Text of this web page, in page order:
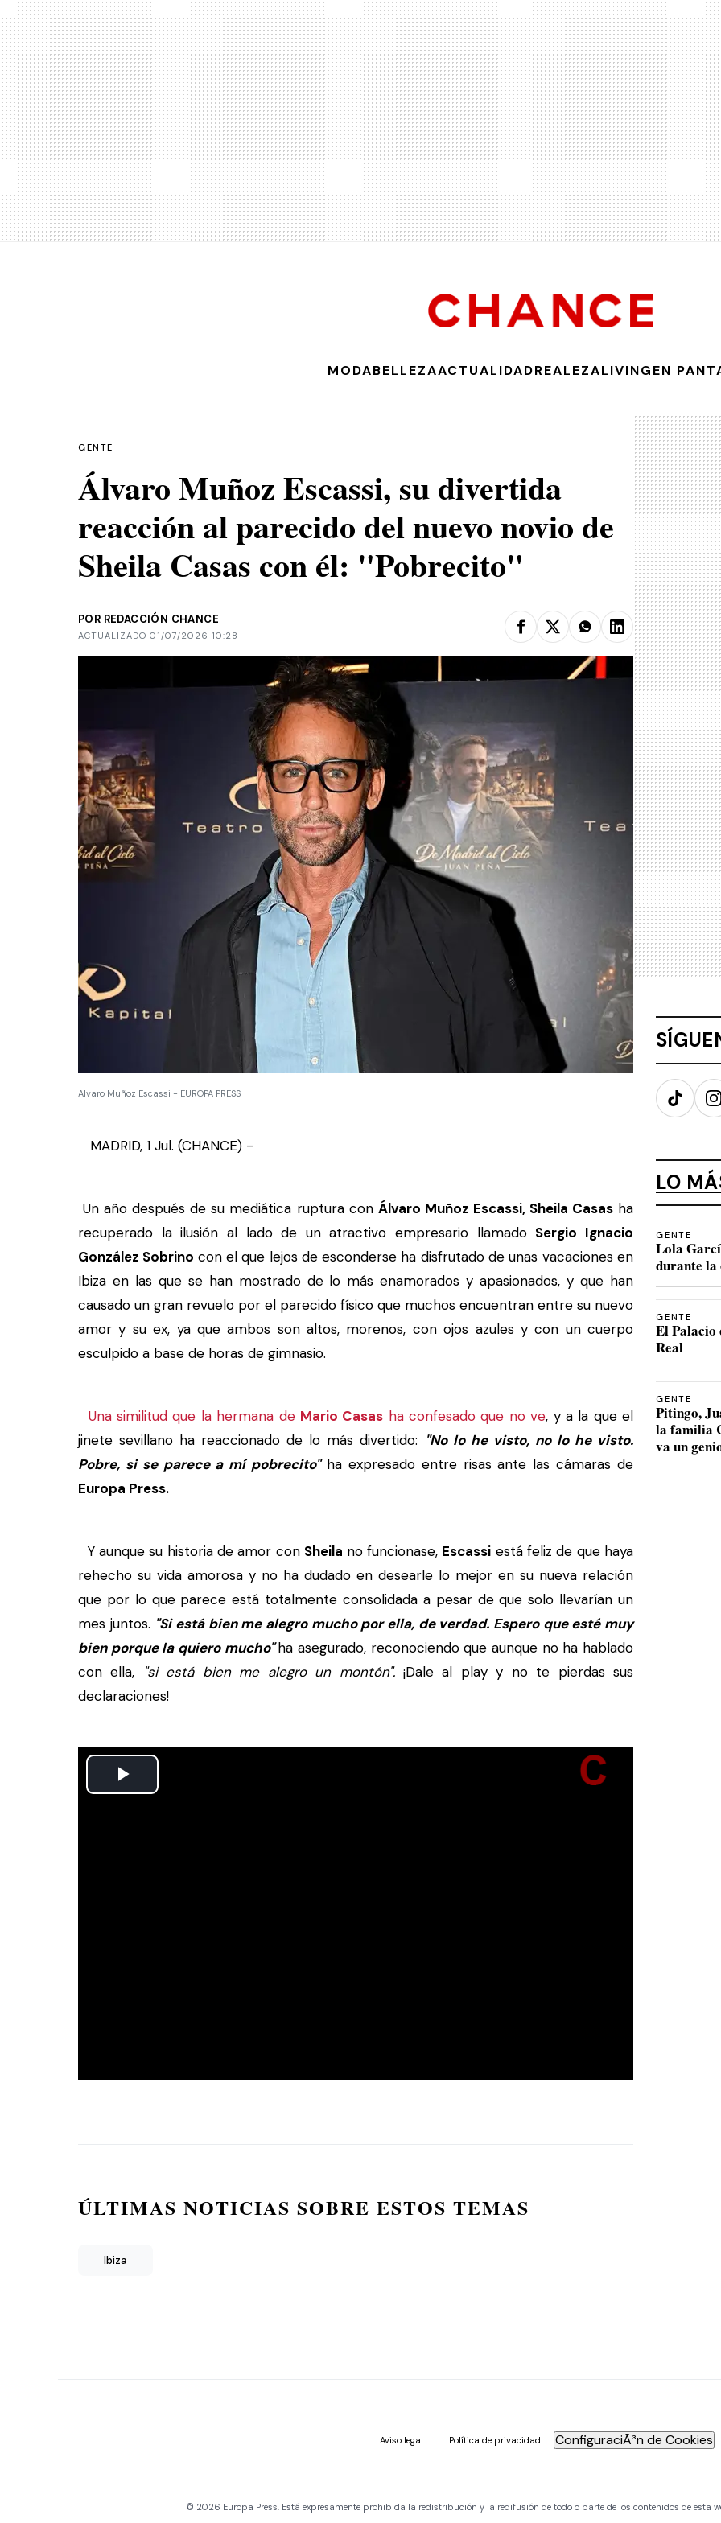
MODABELLEZAACTUALIDADREALEZALIVINGEN
GENTE
Álvaro Muñoz Escassi, su divertida
reacción al parecido del nuevo novio de
Sheila Casas con él: "Pobrecito"
POR REDACCIÓN CHANCE
ACTUALIZADO 01/07/2026 10:28
Alvaro Muñoz Escassi - EUROPA PRESS
MADRID, 1 Jul. (CHANCE) -
Un año después de su mediática ruptura con Álvaro Muñoz Escassi, Sheila Casasha
recuperado la ilusión al lado de un atractivo empresario llamado Sergio Ignacio
González Sobrino con el que lejos de esconderse ha disfrutado de unas vacaciones en
Ibiza en las que se han mostrado de lo más enamorados y apasionados, y que han
causado un gran revuelo por el parecido físico que muchos encuentran entre su nuevo
amor y su ex, ya que ambos son altos, morenos, con ojos azules y con un cuerpo
esculpido a base de horas de gimnasio.
Una similitud que la hermana de Mario Casas ha confesado que no ve, y a la que el
jinete sevillano ha reaccionado de lo más divertido: "No lo he visto, no lo he visto.
Pobre, si se parece a mí pobrecito"ha expresado entre risas ante las cámaras de
Europa Press.
Y aunque su historia de amor con Sheila no funcionase, Escassi está feliz de que haya
rehecho su vida amorosa y no ha dudado en desearle lo mejor en su nueva relación
que por lo que parece está totalmente consolidada a pesar de que solo llevarían un
mes juntos. "Si está bien me alegro mucho por ella, de verdad. Espero que esté muy
bien porque la quiero mucho" ha asegurado, reconociendo que aunque no ha hablado
con ella,
"si está bien me alegro un montón". ¡Dale al play y no te pierdas sus
declaraciones!
ÚLTIMAS NOTICIAS SOBRE ESTOS TEMAS
Ibiza
TikTok
LO
GENTE
Lola
durante la
GENTE
El
Real
GENTE
Pitingo,
la familia
va un
Aviso legal Política de privacidad ConfiguraciÃ³n de Cookies
© 2026 Europa Press. Está expresamente prohibida la redistribución y la redifusión de todo o parte de los contenidos de esta